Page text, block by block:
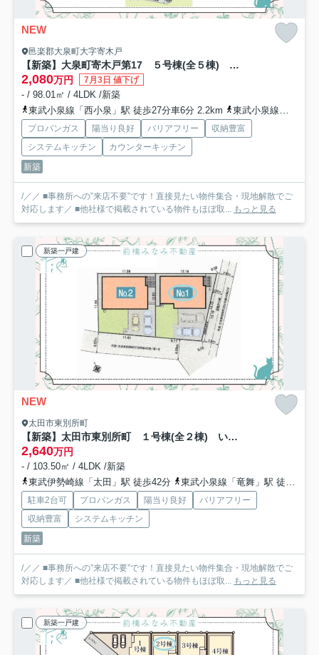
NEW
邑楽郡大泉町大字寄木戸
【新築】大泉町寄木戸第17 ５号棟(全５棟) クレイドルガーデン 新築建売分譲
2,080万円 7月3日 値下げ
- / 98.01㎡ / 4LDK /新築
東武小泉線「西小泉」駅 徒歩27分車6分 2.2km
東武小泉線「小泉町」駅 徒歩43分
プロパンガス 陽当り良好 バリアフリー
収納豊富
システムキッチン
カウンターキッチン
新築
/／／ ■事務所への”来店不要”です！直接見たい物件集合・現地解散でご
対応します／ ■他社様で掲載されている物件もほぼ取... もっと見る
新築一戸建
NEW
太田市東別所町
【新築】太田市東別所町 １号棟(全２棟) いろどりアイタウン 新築建売分譲
2,640万円
- / 103.50㎡ / 4LDK /新築
東武伊勢崎線「太田」駅 徒歩42分
東武小泉線「竜舞」駅 徒歩33分
駐車2台可 プロパンガス 陽当り良好
バリアフリー
収納豊富
システムキッチン
新築
/／／ ■事務所への”来店不要”です！直接見たい物件集合・現地解散でご
対応します／ ■他社様で掲載されている物件もほぼ取... もっと見る
新築一戸建